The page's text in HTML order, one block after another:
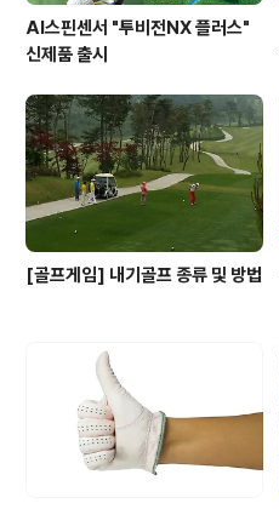
AI스핀센서 "투비전NX 플러스"
신제품 출시
[골프게임] 내기골프 종류 및 방법